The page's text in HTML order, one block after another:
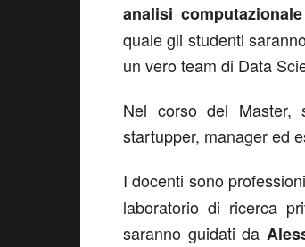
analisi computazionale
quale gli studenti
un vero team di Data
Nel corso del Master,
startupper, manager ed
I docenti sono
laboratorio di ricerca
saranno guidati da